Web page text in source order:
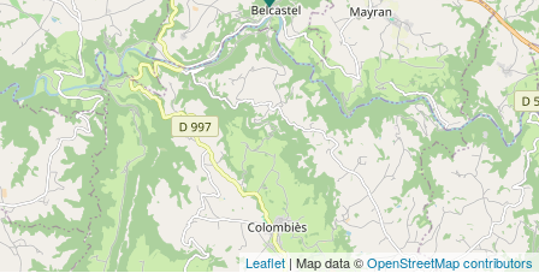
Leaflet| Map data ©OpenStreetMap contributors